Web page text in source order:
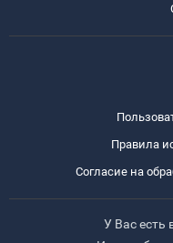
Правила
Согласие на
У Вас есть